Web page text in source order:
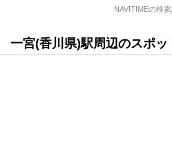
NAVITIMEの検
一宮(香川県)駅周辺のスポッ